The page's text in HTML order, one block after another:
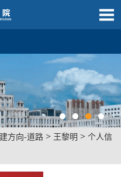
方向-道路 > 王黎明 > 个人信